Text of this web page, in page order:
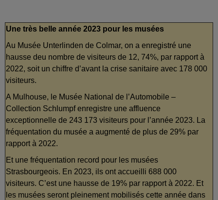
Une très belle année 2023 pour les musées
Au Musée Unterlinden de Colmar, on a enregistré une
hausse deu nombre de visiteurs de 12, 74%, par rapport à
2022, soit un chiffre d’avant la crise sanitaire avec 178 000
visiteurs.
A Mulhouse, le Musée National de l’Automobile –
Collection Schlumpf enregistre une affluence
exceptionnelle de 243 173 visiteurs pour l’année 2023. La
fréquentation du musée a augmenté de plus de 29% par
rapport à 2022.
Et une fréquentation record pour les musées
Strasbourgeois. En 2023, ils ont accueilli 688 000
visiteurs. C’est une hausse de 19% par rapport à 2022. Et
les musées seront pleinement mobilisés cette année dans